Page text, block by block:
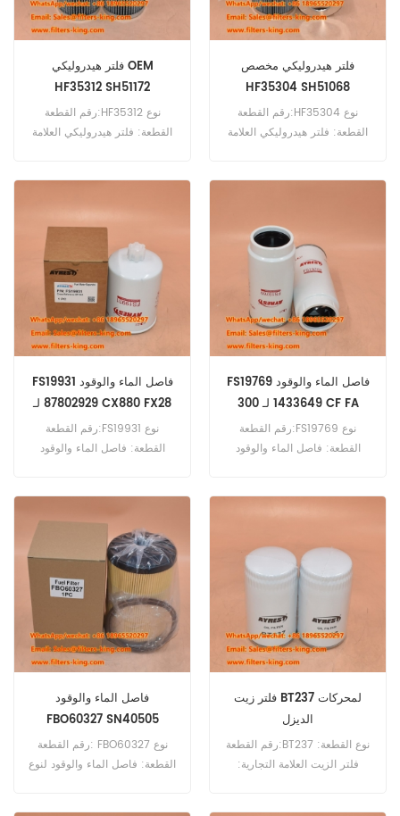
فلتر هيدروليكي OEM
HF35312 SH51172
D12B10GAVرقم القطعة:HF35312 نوع
القطعة: فلتر هيدروليكي العلامة
فلتر هيدروليكي مخصص
HF35304 SH51068
رقم القطعة:HF35304 نوع
القطعة: فلتر هيدروليكي العلامة
FS19931 فاصل الماء والوقود
87802929 لـ CX880 FX28
رقم القطعة:FS19931 نوع
القطعة: فاصل الماء والوقود
الماء والوقود 87802929
CX720 CX740 CX760
CX780 CX820 CX840
CX860 CX880 FX28 FX30
FX38 FX40 FX48 FX50 FX58
FX60 G170 G190 G210.
FS19769 فاصل الماء والوقود
1433649 لـ 300 CF FA
رقم القطعة:FS19769 نوع
القطعة: فاصل الماء والوقود
FS19769 مرجع متقاطع لفاصل
للاستخدام في DAF 220 CF FA،
230 CF FA، 250 CF FA، 260
CF FA، 280 CF FA، 280 CF
FAN، 280 CF FAR، 290 CF
FA، 290 CF FAN، 290 CF
FAR، 290 CF FAS، 300 CF FA.
فاصل الماء والوقود
FBO60327 SN40505
رقم القطعة: FBO60327 نوع
القطعة: فاصل الماء والوقود لنوع
فلتر زيت BT237 لمحركات
الديزل
رقم القطعة:BT237 نوع القطعة:
فلتر الزيت العلامة التجارية: